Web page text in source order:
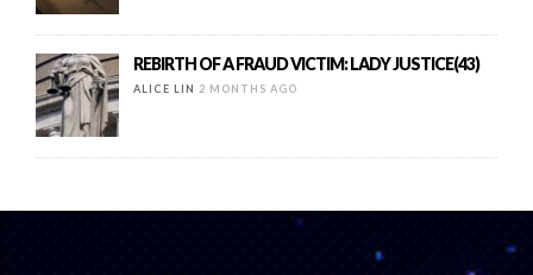
REBIRTH OF A FRAUD VICTIM: LADY JUSTICE(43)
ALICE LIN 2 MONTHS AGO